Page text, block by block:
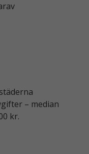
– median
kr.